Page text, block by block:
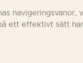
ett effektivt sätt